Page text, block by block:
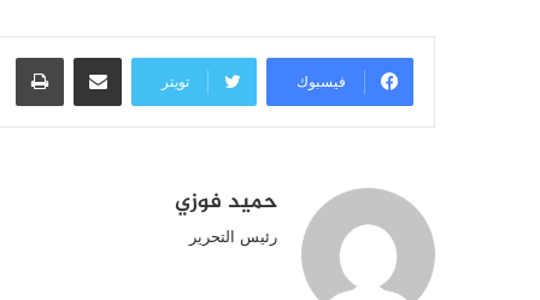
فيسبوك تويتر
مشاركة عبر البريد
حميد فوزي
رئيس التحرير